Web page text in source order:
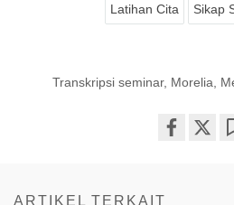
Latihan Cita Sikap
Transkripsi seminar, Morelia,
ARTIKEL TERKAIT